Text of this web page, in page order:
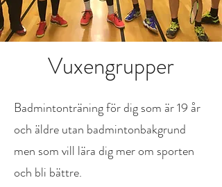
Vuxengrupper
Badmintonträning för dig som är 19 år
och äldre utan badmintonbakgrund
men som vill lära dig mer om sporten
och bli bättre.